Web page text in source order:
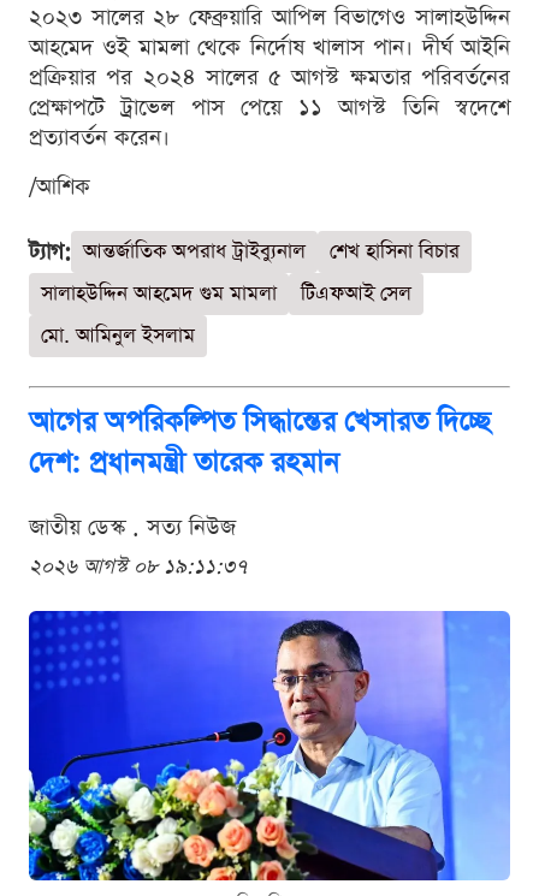
২০২৩ সালের ২৮ ফেব্রুয়ারি আপিল বিভাগেও সালাহউদ্দিন
আহমেদ ওই মামলা থেকে নির্দোষ খালাস পান। দীর্ঘ আইনি
প্রক্রিয়ার পর ২০২৪ সালের ৫ আগস্ট ক্ষমতার পরিবর্তনের
প্রেক্ষাপটে ট্রাভেল পাস পেয়ে ১১ আগস্ট তিনি স্বদেশে
প্রত্যাবর্তন করেন।
/আশিক
ট্যাগ: আন্তর্জাতিক অপরাধ ট্রাইব্যুনাল
শেখ হাসিনা বিচার
সালাহউদ্দিন আহমেদ গুম মামলা
টিএফআই সেল
মো. আমিনুল ইসলাম
আগের অপরিকল্পিত সিদ্ধান্তের খেসারত দিচ্ছে
দেশ: প্রধানমন্ত্রী তারেক রহমান
জাতীয় ডেস্ক . সত্য নিউজ
২০২৬ আগস্ট ০৮ ১৯:১১:৩৭